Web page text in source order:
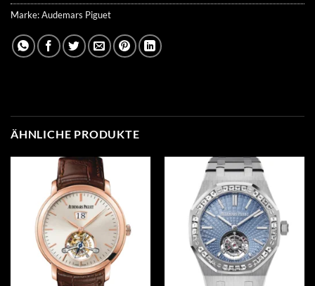
Marke:Audemars Piguet
ÄHNLICHE PRODUKTE